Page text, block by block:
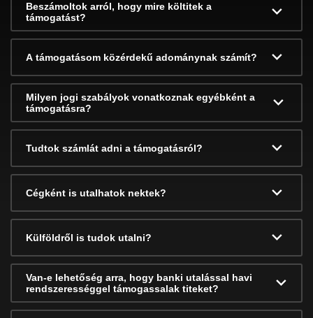
Beszámoltok arról, hogy mire költitek a
támogatást?
A támogatásom közérdekű adománynak számít?
Milyen jogi szabályok vonatkoznak egyébként a
támogatásra?
Tudtok számlát adni a támogatásról?
Cégként is utalhatok nektek?
Külföldről is tudok utalni?
Van-e lehetőség arra, hogy banki utalással havi
rendszerességgel támogassalak titeket?